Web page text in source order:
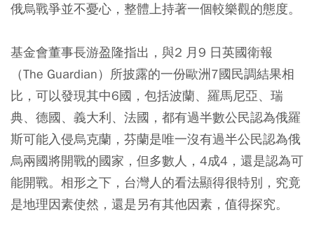
俄烏戰爭並不憂心，整體上持著一個較樂觀的態度。
基金會董事長游盈隆指出，與2 月9 日英國衛報
（The Guardian）所披露的一份歐洲7國民調結果相
比，可以發現其中6國，包括波蘭、羅馬尼亞、瑞
典、德國、義大利、法國，都有過半數公民認為俄羅
斯可能入侵烏克蘭，芬蘭是唯一沒有過半公民認為俄
烏兩國將開戰的國家，但多數人，4成4，還是認為可
能開戰。相形之下，台灣人的看法顯得很特別，究竟
是地理因素使然，還是另有其他因素，值得探究。